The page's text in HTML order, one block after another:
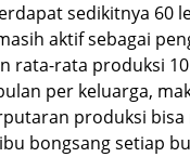
sedikitnya 60
aktif sebagai
rata-rata produksi
per keluarga,
produksi bisa
bongsang setiap